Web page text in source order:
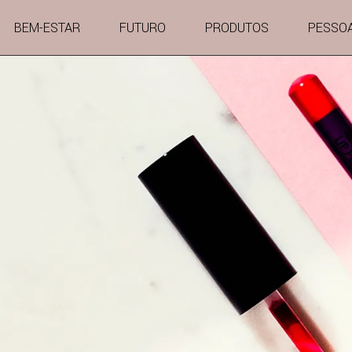
BEM-ESTAR FUTURO PRODUTOS